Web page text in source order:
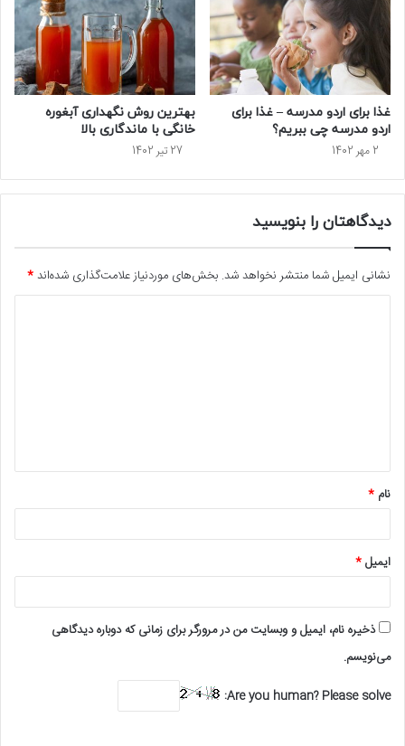
غذا برای اردو مدرسه – غذا برای
اردو مدرسه چی ببریم؟
2 مهر 1402
بهترین روش نگهداری آبغوره
خانگی با ماندگاری بالا
27 تیر 1402
دیدگاهتان را بنویسید
نشانی ایمیل شما منتشر نخواهد شد. بخش‌های موردنیاز علامت‌گذاری شده‌اند*
*
نام *
ایمیل*
ذخیره نام، ایمیل و وبسایت من در مرورگر برای زمانی که دوباره دیدگاهی
می‌نویسم.
Are you human? Please solve: